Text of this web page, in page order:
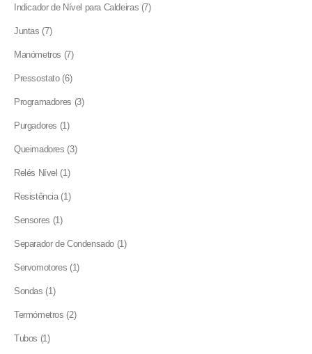
Indicador de Nível para Caldeiras 77
Juntas 77
Manómetros 77
Pressostato 66
Programadores 33
Purgadores 11
Queimadores 33
Relés Nível
11
Resistência 11
Sensores 11
Separador de Condensado 11
Servomotores 11
Sondas 11
Termómetros 22
Tubos 11